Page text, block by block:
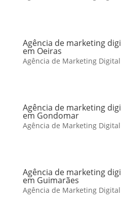
Agência de marketing
em Oeiras
Agência de Marketing
Agência de marketing
em Gondomar
Agência de Marketing
Agência de marketing
em Guimarães
Agência de Marketing